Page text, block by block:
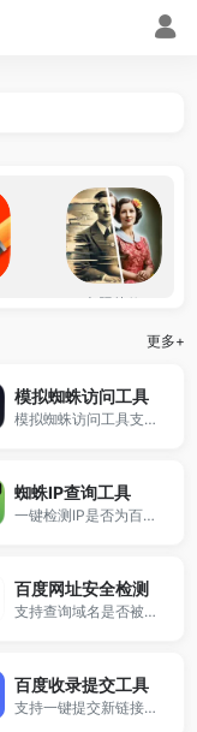
AI写作工具
更多+
模拟蜘蛛访问工具
模拟蜘蛛访问工具支持模拟百度及其他搜索引擎蜘蛛抓取网页内容，查看搜索引擎实际获取的页面源码，适用于SEO检测、页面劫持分析及抓取异常排查。
蜘蛛IP查询工具
一键检测IP是否为百度、谷歌等搜索引擎爬虫，快速识别真假蜘蛛。
百度网址安全检测
支持查询域名是否被百度标记为风险网站。
百度收录提交工具
支持一键提交新链接至百度站长平台推送接口。